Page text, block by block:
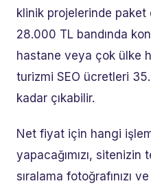
klinik projelerinde
28.000 TL bandında
hastane veya çok ülke
turizmi SEO ücretleri
kadar çıkabilir.
Net fiyat için hangi
yapacağımızı,
sıralama fotoğrafınızı